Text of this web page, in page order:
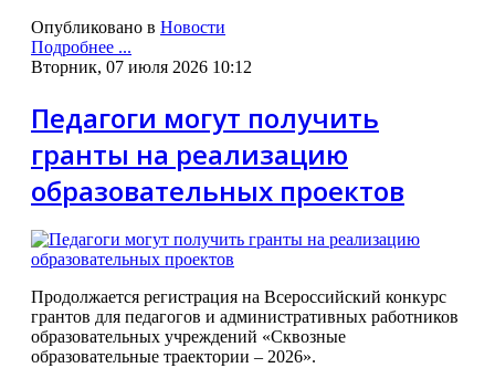
Опубликовано в Новости
Подробнее ...
Вторник, 07 июля 2026 10:12
Педагоги могут получить
гранты на реализацию
образовательных проектов
Продолжается регистрация на Всероссийский конкурс
грантов для педагогов и административных работников
образовательных учреждений «Сквозные
образовательные траектории – 2026».